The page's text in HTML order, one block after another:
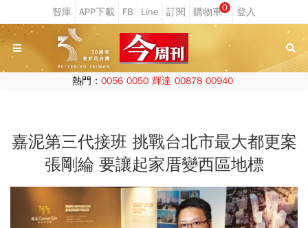
0
熱門： 0056 0050 輝達 00878 00940
嘉泥第三代接班 挑戰台北市最大都更案
張剛綸 要讓起家厝變西區地標